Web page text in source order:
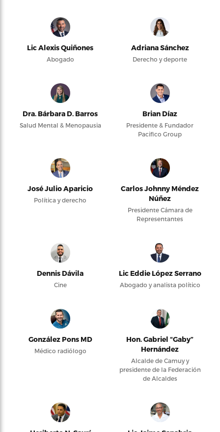
Lic Alexis Quiñones
Abogado
Adriana Sánchez
Derecho y deporte
Dra. Bárbara D. Barros
Salud Mental & Menopausia
Brian Díaz
Presidente & Fundador
Pacifico Group
José Julio Aparicio
Política y derecho
Carlos Johnny Méndez
Núñez
Presidente Cámara de
Representantes
Dennis Dávila
Cine
Lic Eddie López Serrano
Abogado y analista político
González Pons MD
Médico radiólogo
Hon. Gabriel “Gaby”
Hernández
Alcalde de Camuy y
presidente de la Federación
de Alcaldes